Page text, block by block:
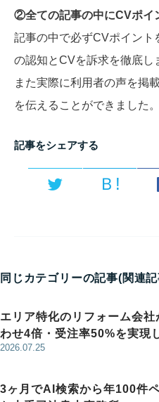
②全ての記事の中にCVポイ
記事の中で必ずCVポイント
の認知とCVを訴求を徹底し
また実際に利用者の声を掲
を伝えることができました。
記事をシェアする
Ｂ!
同じカテゴリーの記事(関連
エリア特化のリフォーム会
わせ4倍・受注率50%を実現
2026.07.25
3ヶ月でAI検索から年100件